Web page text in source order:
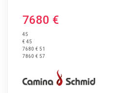
7680 €
45
€ 45
7680 € 51
7860 € 57